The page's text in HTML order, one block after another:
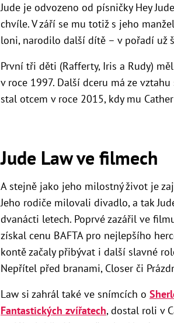
Jude je odvozeno od písničky Hey
chvíle. V září se mu totiž s jeho
loni, narodilo další dítě – v pořadí už
První tři děti (Rafferty, Iris a Rudy)
v roce 1997. Další dceru má ze
stal otcem v roce 2015, kdy mu
Jude Law ve filmech
A stejně jako jeho milostný život je
Jeho rodiče milovali divadlo, a tak
dvanácti letech. Poprvé zazářil ve
získal cenu BAFTA pro nejlepšího
kontě začaly přibývat i další slavné
Nepřítel před branami, Closer či
Law si zahrál také ve snímcích o
Fantastických zvířatech, dostal roli v